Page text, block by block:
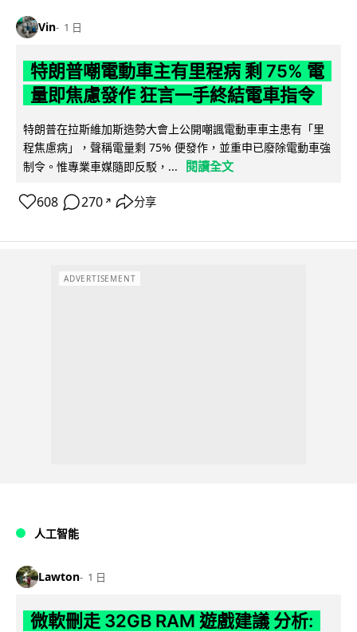
Vin 1 日
特朗普嘲電動車主有里程病 剩 75% 電
量即焦慮發作 狂言一手終結電車指令
特朗普在拉斯維加斯造勢大會上公開嘲諷電動車車主患有「里
程焦慮病」，聲稱電量剩 75% 便發作，並重申已廢除電動車強
制令。惟專業車媒隨即反駁，...
閱讀全文
608 270 ↗ 分享
ADVERTISEMENT
人工智能
Lawton 1 日
微軟刪走 32GB RAM 遊戲建議 分析: